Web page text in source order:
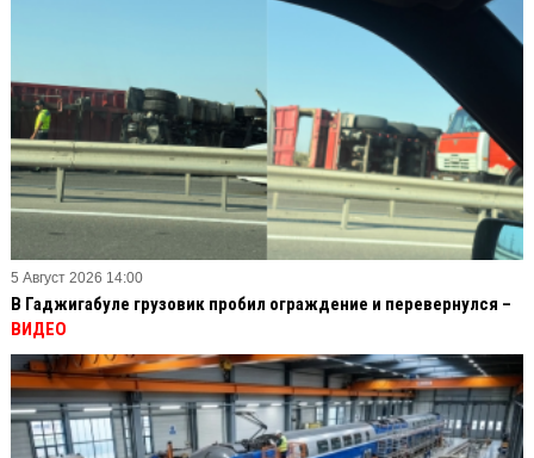
5 Август 2026 14:00
В Гаджигабуле грузовик пробил ограждение и перевернулся –
ВИДЕО